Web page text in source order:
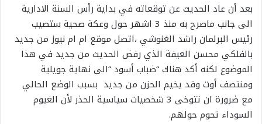
بعد أن عاد الحديث عن توقعاته في بداية رأس السنة الادارية
الى جانب ماصرح به منذ 3 اشهر حول وعكة صحية ستصيب
رئيس البرلمان راشد الغنوشي ،اتصل موقع ام ام نيوز من جديد
بالفلكي محسن العيفة الذي رفض الحديث من جديد في هذا
الموضوع لكنه أكد هناك “ضباب أسود “الى نهاية جويلية
ومنتصف أوت وقد يخيم الحزن من جديد بسبب الوضع الحالي
مع ضرورة ان تتوخى 3 شخصيات سياسية الحذر لأن الغيوم
السوداء تحوم حولهم.